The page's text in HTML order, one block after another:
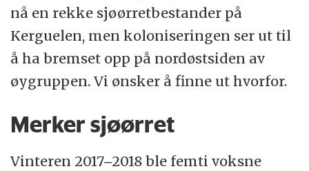
nå en rekke sjøørretbestander på
Kerguelen, men koloniseringen ser ut til
å ha bremset opp på nordøstsiden av
øygruppen. Vi ønsker å finne ut hvorfor.
Merker sjøørret
Vinteren 2017‒2018 ble femti voksne